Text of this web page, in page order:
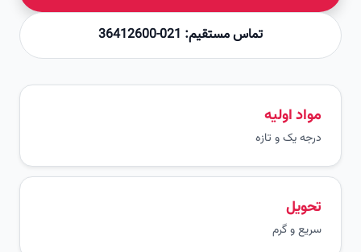
تماس مستقیم: 021-36412600
مواد اولیه
درجه یک و تازه
سریع و گرم